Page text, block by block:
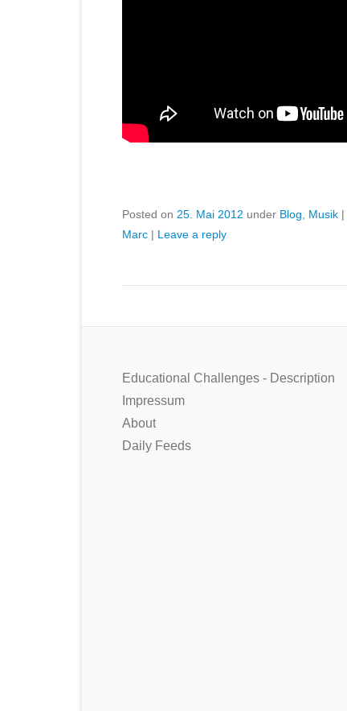
Posted on 25. Mai 2012 under Blog Musik |
Marc | Leave a reply
Educational Challenges - Description
Impressum
About
Daily Feeds